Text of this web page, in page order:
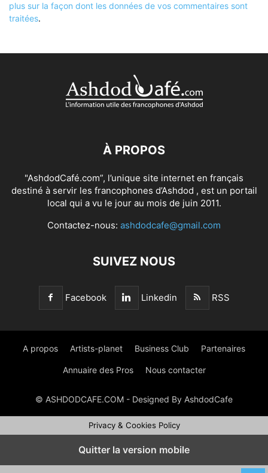
plus sur la façon dont les données de vos commentaires sont
traitées.
À PROPOS
"AshdodCafé.com”, l’unique site internet en français
destiné à servir les francophones d’Ashdod , est un portail
local qui a vu le jour au mois de juin 2011.
Contactez-nous: ashdodcafe@gmail.com
SUIVEZ NOUS
Facebook Linkedin RSS
A propos Artists-planet Business Club Partenaires
Annuaire des Pros Nous contacter
© ASHDODCAFE.COM - Designed By AshdodCafe
Privacy & Cookies Policy
Quitter la version mobile